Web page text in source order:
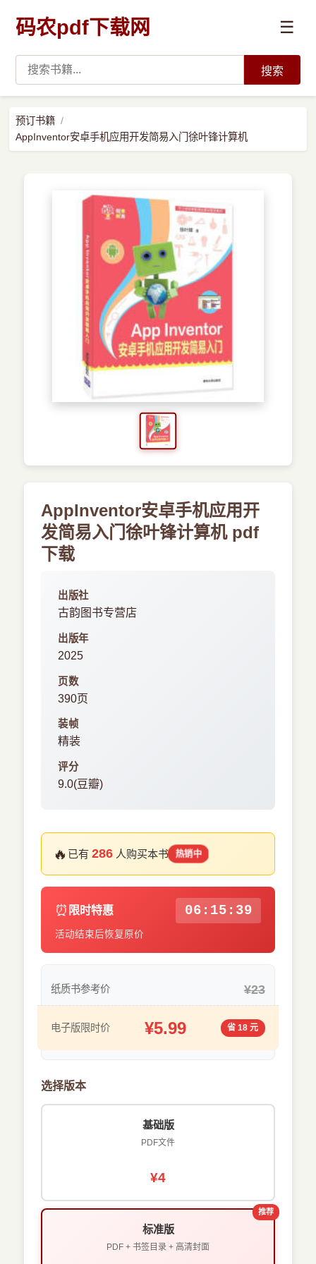
码农pdf下载网 ☰
数据科学与人工智能
搜索
预订书籍
AppInventor安卓手机应用开发简易入门徐叶锋计算机
AppInventor安卓手机应用开
发简易入门徐叶锋计算机 pdf
下载
出版社
古韵图书专营店
出版年
2025
页数
390页
装帧
精装
评分
9.0(豆瓣)
🔥 已有286 人购买本书 热销中
⏰ 限时特惠 06:15:38
活动结束后恢复原价
纸质书参考价 ¥23
电子版限时价 ¥5.99 省 18 元
选择版本
基础版
PDF文件
¥4
推荐
标准版
PDF + 书签目录 + 高清封面